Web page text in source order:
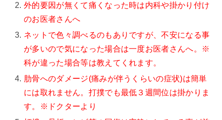
外的要因が無くて痛くなった時は内科や掛かり付け
のお医者さんへ
ネットで色々調べるのもありですが、不安になる事
が多いので気になった場合は一度お医者さんへ。※
科が違った場合等は教えてくれます。
肋骨へのダメージ(痛みが伴うくらいの症状)は簡単
には取れません。打撲でも最低３週間位は掛かりま
す。※ドクターより